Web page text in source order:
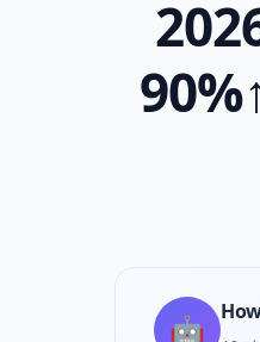
🤖